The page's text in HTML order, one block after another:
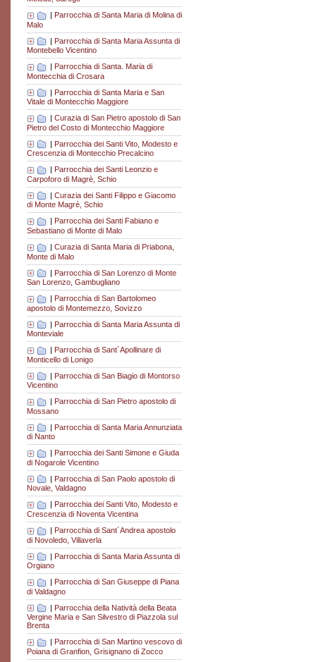
| Parrocchia di Santa Maria di Molina di
Malo
| Parrocchia di Santa Maria Assunta di
Montebello Vicentino
| Parrocchia di Santa. Maria di
Montecchia di Crosara
| Parrocchia di Santa Maria e San
Vitale di Montecchio Maggiore
Curazia di San Pietro apostolo di San
Pietro del Costo di Montecchio Maggiore
| Parrocchia dei Santi Vito, Modesto e
Crescenzia di Montecchio Precalcino
Parrocchia dei Santi Leonzio e
Carpoforo di Magrè, Schio
| Curazia dei Santi Filippo e Giacomo
di Monte Magrè, Schio
Parrocchia dei Santi Fabiano e
Sebastiano di Monte di Malo
| Curazia di Santa Maria di Priabona,
Monte di Malo
| Parrocchia di San Lorenzo di Monte
San Lorenzo, Gambugliano
| Parrocchia di San Bartolomeo
apostolo di Montemezzo, Sovizzo
| Parrocchia di Santa Maria Assunta di
Monteviale
| Parrocchia di Sant´Apollinare di
Monticello di Lonigo
| Parrocchia di San Biagio di Montorso
Vicentino
Parrocchia di San Pietro apostolo di
Mossano
| Parrocchia di Santa Maria Annunziata
di Nanto
Parrocchia dei Santi Simone e Giuda
di Nogarole Vicentino
| Parrocchia di San Paolo apostolo di
Novale, Valdagno
Parrocchia dei Santi Vito, Modesto e
Crescenzia di Noventa Vicentina
| Parrocchia di Sant´Andrea apostolo
di Novoledo, Villaverla
| Parrocchia di Santa Maria Assunta di
Orgiano
| Parrocchia di San Giuseppe di Piana
di Valdagno
| Parrocchia della Natività della Beata
Vergine Maria e San Silvestro di Piazzola sul
Brenta
Parrocchia di San Martino vescovo di
Poiana di Granfion, Grisignano di Zocco